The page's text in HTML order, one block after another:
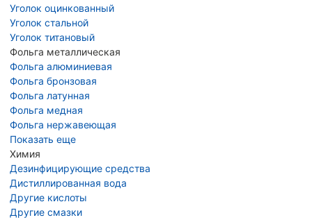
Уголок оцинкованный
Уголок стальной
Уголок титановый
Фольга металлическая
Фольга алюминиевая
Фольга бронзовая
Фольга латунная
Фольга медная
Фольга нержавеющая
Показать еще
Химия
Дезинфицирующие средства
Дистиллированная вода
Другие кислоты
Другие смазки